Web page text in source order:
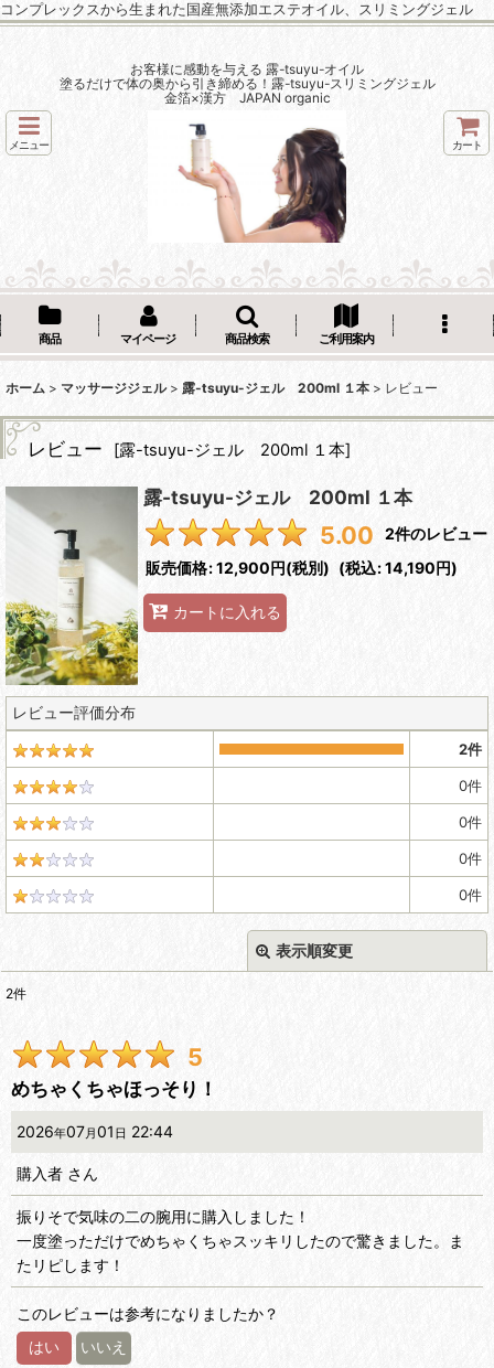
コンプレックスから生まれた国産無添加エステオイル、スリミングジェル
お客様に感動を与える 露-tsuyu-オイル
塗るだけで体の奥から引き締める！露-tsuyu-スリミングジェル
金箔×漢方 JAPAN organic
メニュー カート
商品 マイページ 商品検索 ご利用案内
ホーム > マッサージジェル > 露-tsuyu-ジェル 200ml １本 > レビュー
レビュー [露-tsuyu-ジェル 200ml １本]
露-tsuyu-ジェル 200ml １本
5.00 2件のレビュー
販売価格:12,900円(税別) (税込:14,190円)
カートに入れる
レビュー評価分布
2件
0件
0件
0件
0件
表示順変更
期間:
画像:
星の数 :
並び順:
絞り込む
2件
5
めちゃくちゃほっそり！
2026年07月01 日 22:44
購入者 さん
振りそで気味の二の腕用に購入しました！
一度塗っただけでめちゃくちゃスッキリしたので驚きました。ま
たリピします！
このレビューは参考になりましたか？
はい いいえ